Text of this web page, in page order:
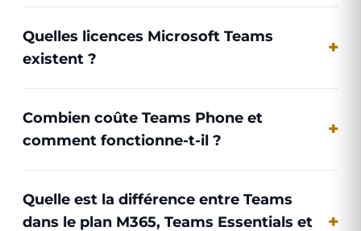
Quelles licences Microsoft Teams
existent ?
Combien coûte Teams Phone et
comment fonctionne-t-il ?
Quelle est la différence entre Teams
dans le plan M365, Teams Essentials et